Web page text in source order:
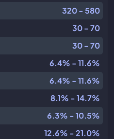
320 - 580
30 - 70
30 - 70
6.4% - 11.6%
6.4% - 11.6%
8.1% - 14.7%
6.3% - 10.5%
12.6% - 21.0%